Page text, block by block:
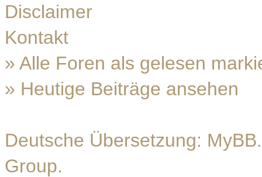
Disclaimer
Kontakt
» Alle Foren als gelesen
» Heutige Beiträge ansehen
Deutsche Übersetzung:
Group.